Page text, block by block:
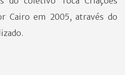
Cairo em 2005, através do